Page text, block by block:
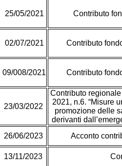
25/05/2021 Contributo
02/07/2021 Contributo
09/008/2021 Contributo
23/03/2022
Contributo
2021, n.6. “Misure
promozione delle
derivanti
26/06/2023
Acconto
13/11/2023